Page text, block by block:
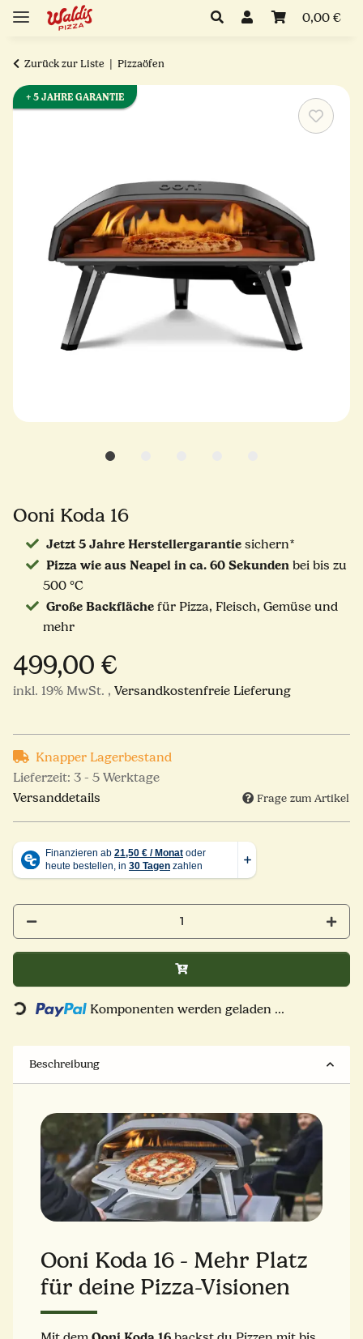
0,00 €
Zurück zur Liste Pizzaöfen
+ 5 JAHRE GARANTIE
Ooni Koda 16
Jetzt 5 Jahre Herstellergarantiesichern*
Pizza wie aus Neapel in ca. 60 Sekundenbei bis zu
500 °C
Große Backflächefür Pizza, Fleisch, Gemüse und
mehr
499,00 €
inkl. 19% MwSt. , Versandkostenfreie Lieferung
Knapper Lagerbestand
Lieferzeit: 3 - 5 Werktage
Versanddetails
Frage zum Artikel
Loading... Komponenten werden geladen ...
Beschreibung
Ooni Koda 16 - Mehr Platz
für deine Pizza-Visionen